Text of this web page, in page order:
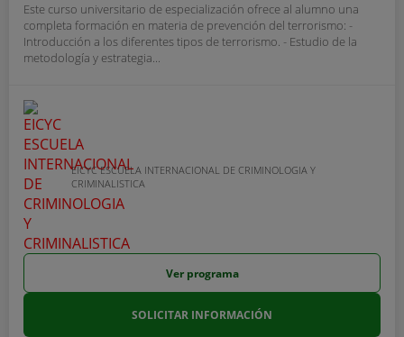
Este curso universitario de especialización ofrece al alumno una
completa formación en materia de prevención del terrorismo: -
Introducción a los diferentes tipos de terrorismo. - Estudio de la
metodología y estrategia...
EICYC ESCUELA INTERNACIONAL DE CRIMINOLOGIA Y
CRIMINALISTICA
Ver programa
SOLICITAR INFORMACIÓN